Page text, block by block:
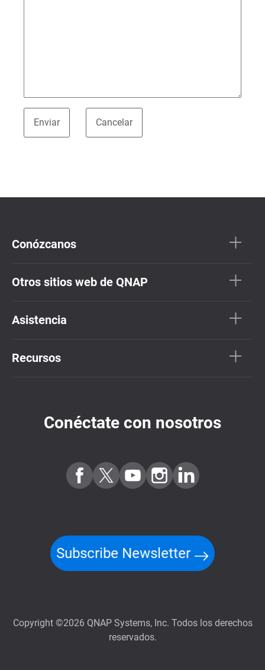
Conózcanos
Otros sitios web de QNAP
Asistencia
Recursos
Conéctate con nosotros
Subscribe Newsletter
Copyright ©2026 QNAP Systems, Inc. Todos los derechos
reservados.